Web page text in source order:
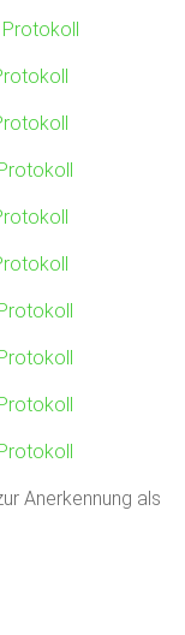
Protokoll
Anerkennung als